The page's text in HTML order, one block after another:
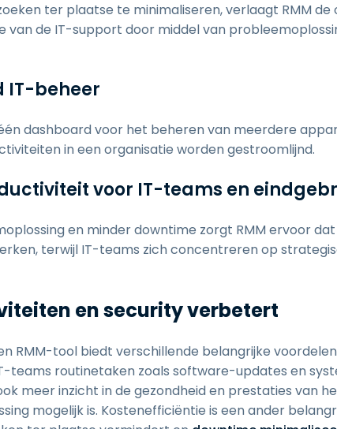
ter plaatse te minimaliseren, verlaagt RMM
de IT-support door middel van
IT-beheer
dashboard voor het beheren van meerdere
in een organisatie worden gestroomlijnd.
voor IT-teams en
en minder downtime zorgt RMM ervoor
terwijl IT-teams zich concentreren op
en security verbetert
RMM-tool biedt verschillende belangrijke
teams routinetaken zoals software-updates en
meer inzicht in de gezondheid en prestaties van
mogelijk is. Kostenefficiëntie is een ander